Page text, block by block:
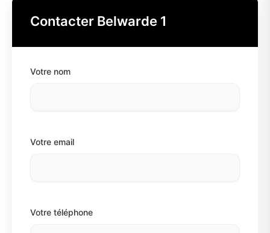
Contacter Belwarde 1
Votre nom
Votre email
Votre téléphone